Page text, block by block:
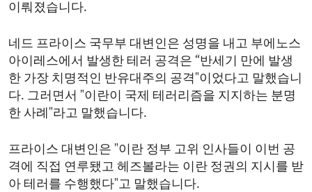
이뤄졌습니다.
네드 프라이스 국무부 대변인은 성명을 내고 부에노스
아이레스에서 발생한 테러 공격은 “반세기 만에 발생
한 가장 치명적인 반유대주의 공격"이었다고 말했습니
다. 그러면서 "이란이 국제 테러리즘을 지지하는 분명
한 사례"라고 말했습니다.
프라이스 대변인은 "이란 정부 고위 인사들이 이번 공
격에 직접 연루됐고 헤즈볼라는 이란 정권의 지시를 받
아 테러를 수행했다"고 말했습니다.